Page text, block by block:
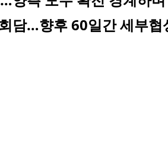
담…향후 60일간 세부협